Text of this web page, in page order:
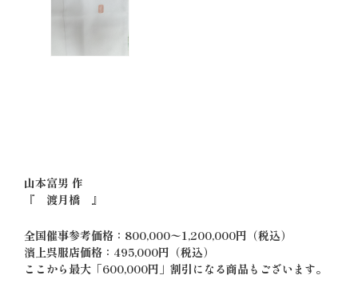
山本富男 作
『 渡月橋 』
全国催事参考価格：800,000〜1,200,000円（税込）
濱上呉服店価格：495,000円（税込）
ここから最大「600,000円」割引になる商品もございます。